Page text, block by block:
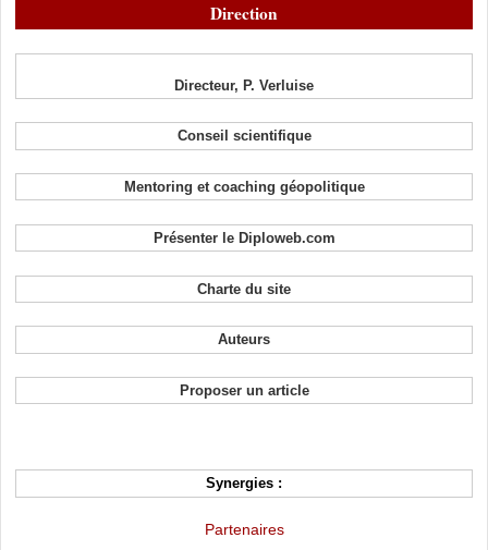
Direction
Directeur, P. Verluise
Conseil scientifique
Mentoring et coaching géopolitique
Présenter le Diploweb.com
Charte du site
Auteurs
Proposer un article
Synergies :
Partenaires